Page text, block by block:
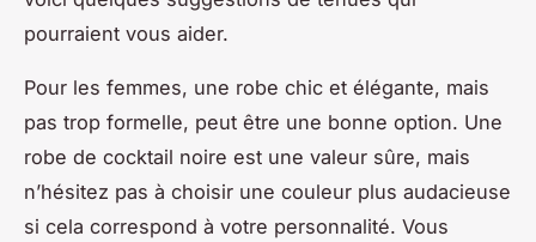
pourraient vous aider.
Pour les femmes, une robe chic et élégante, mais
pas trop formelle, peut être une bonne option. Une
robe de cocktail noire est une valeur sûre, mais
n’hésitez pas à choisir une couleur plus audacieuse
si cela correspond à votre personnalité. Vous